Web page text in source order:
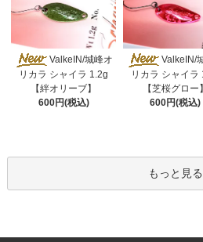
ValkeIN/城峰オ
リカラ シャイラ 1.2g
【絆オリーブ】
600円(税込)
ValkeIN/
リカラ シャイラ
【芝桜グロー】
600円(税込)
もっと見る